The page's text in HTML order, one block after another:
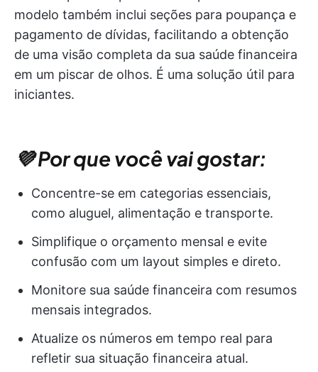
modelo também inclui seções para poupança e
pagamento de dívidas, facilitando a obtenção
de uma visão completa da sua saúde financeira
em um piscar de olhos. É uma solução útil para
iniciantes.
💜 Por que você vai gostar:
Concentre-se em categorias essenciais,
como aluguel, alimentação e transporte.
Simplifique o orçamento mensal e evite
confusão com um layout simples e direto.
Monitore sua saúde financeira com resumos
mensais integrados.
Atualize os números em tempo real para
refletir sua situação financeira atual.